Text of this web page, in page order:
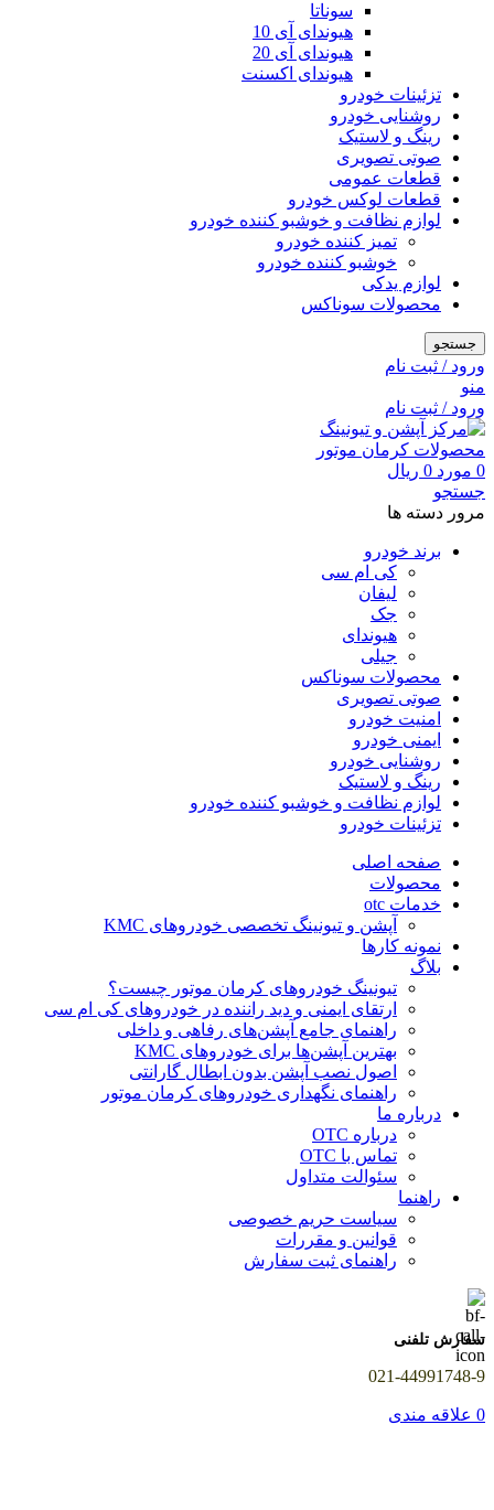
سوناتا
هیوندای آی 10
هیوندای آی 20
هیوندای اکسنت
تزئینات خودرو
روشنایی خودرو
رینگ و لاستیک
صوتی تصویری
قطعات عمومی
قطعات لوکس خودرو
لوازم نظافت و خوشبو کننده خودرو
تمیز کننده خودرو
خوشبو کننده خودرو
لوازم یدکی
محصولات سوناکس
جستجو
ورود / ثبت نام
منو
ورود / ثبت نام
0 مورد 0 ریال
جستجو
مرور دسته ها
برند خودرو
کی ام سی
لیفان
جک
هیوندای
جیلی
محصولات سوناکس
صوتی تصویری
امنیت خودرو
ایمنی خودرو
روشنایی خودرو
رینگ و لاستیک
لوازم نظافت و خوشبو کننده خودرو
تزئینات خودرو
صفحه اصلی
محصولات
خدمات otc
آپشن و تیونینگ تخصصی خودروهای KMC
نمونه کارها
بلاگ
تیونینگ خودروهای کرمان موتور چیست؟
ارتقای ایمنی و دید راننده در خودروهای کی ام سی
راهنمای جامع آپشن‌های رفاهی و داخلی
بهترین آپشن‌ها برای خودروهای KMC
اصول نصب آپشن بدون ابطال گارانتی
راهنمای نگهداری خودروهای کرمان موتور
درباره ما
درباره OTC
تماس با OTC
سئوالت متداول
راهنما
سیاست حریم خصوصی
قوانین و مقررات
راهنمای ثبت سفارش
سفارش تلفنی
021-44991748-9
0 علاقه مندی